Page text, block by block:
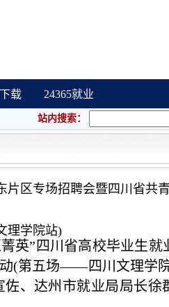
载 24365就业
站内搜索：
片区专场招聘会暨四川省共
理学院站)
英”四川省高校毕业生就
(第五场——四川文理学院
、达州市就业局局长徐